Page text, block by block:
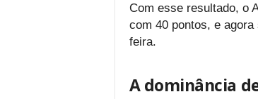
Com esse resultado, o
com 40 pontos, e
feira.
A dominância